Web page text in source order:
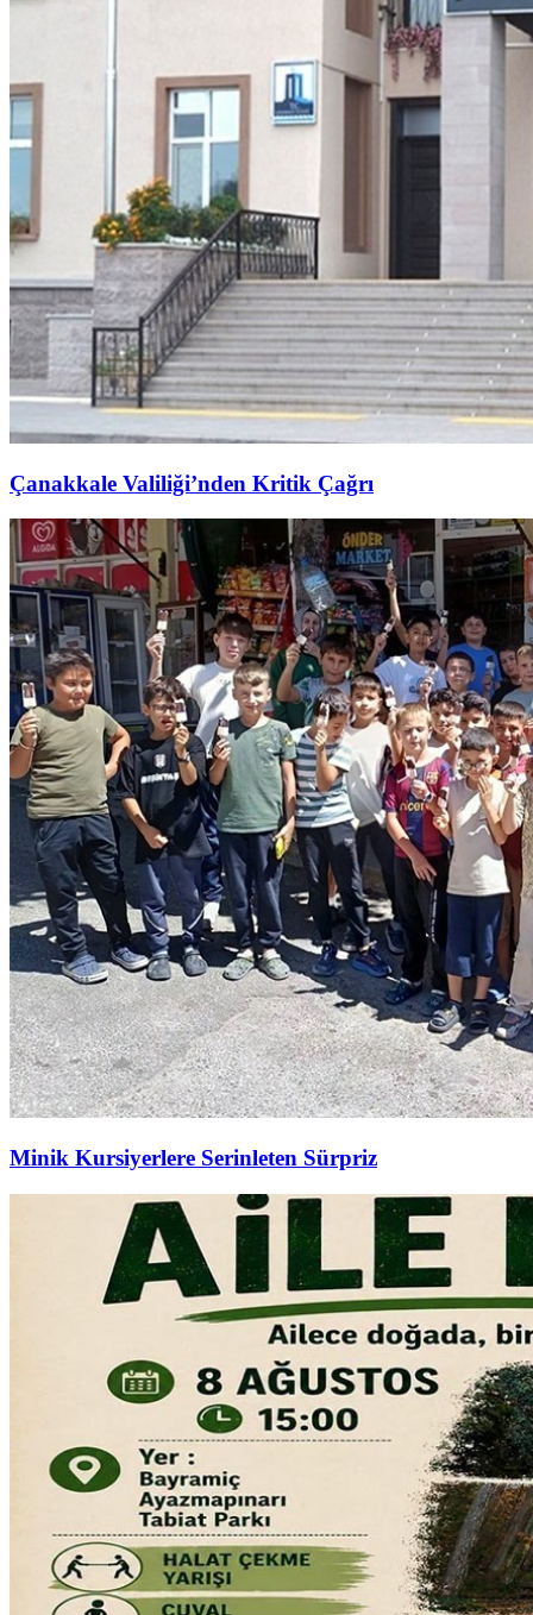
Çanakkale Valiliği’nden Kritik Çağrı
Minik Kursiyerlere Serinleten Sürpriz